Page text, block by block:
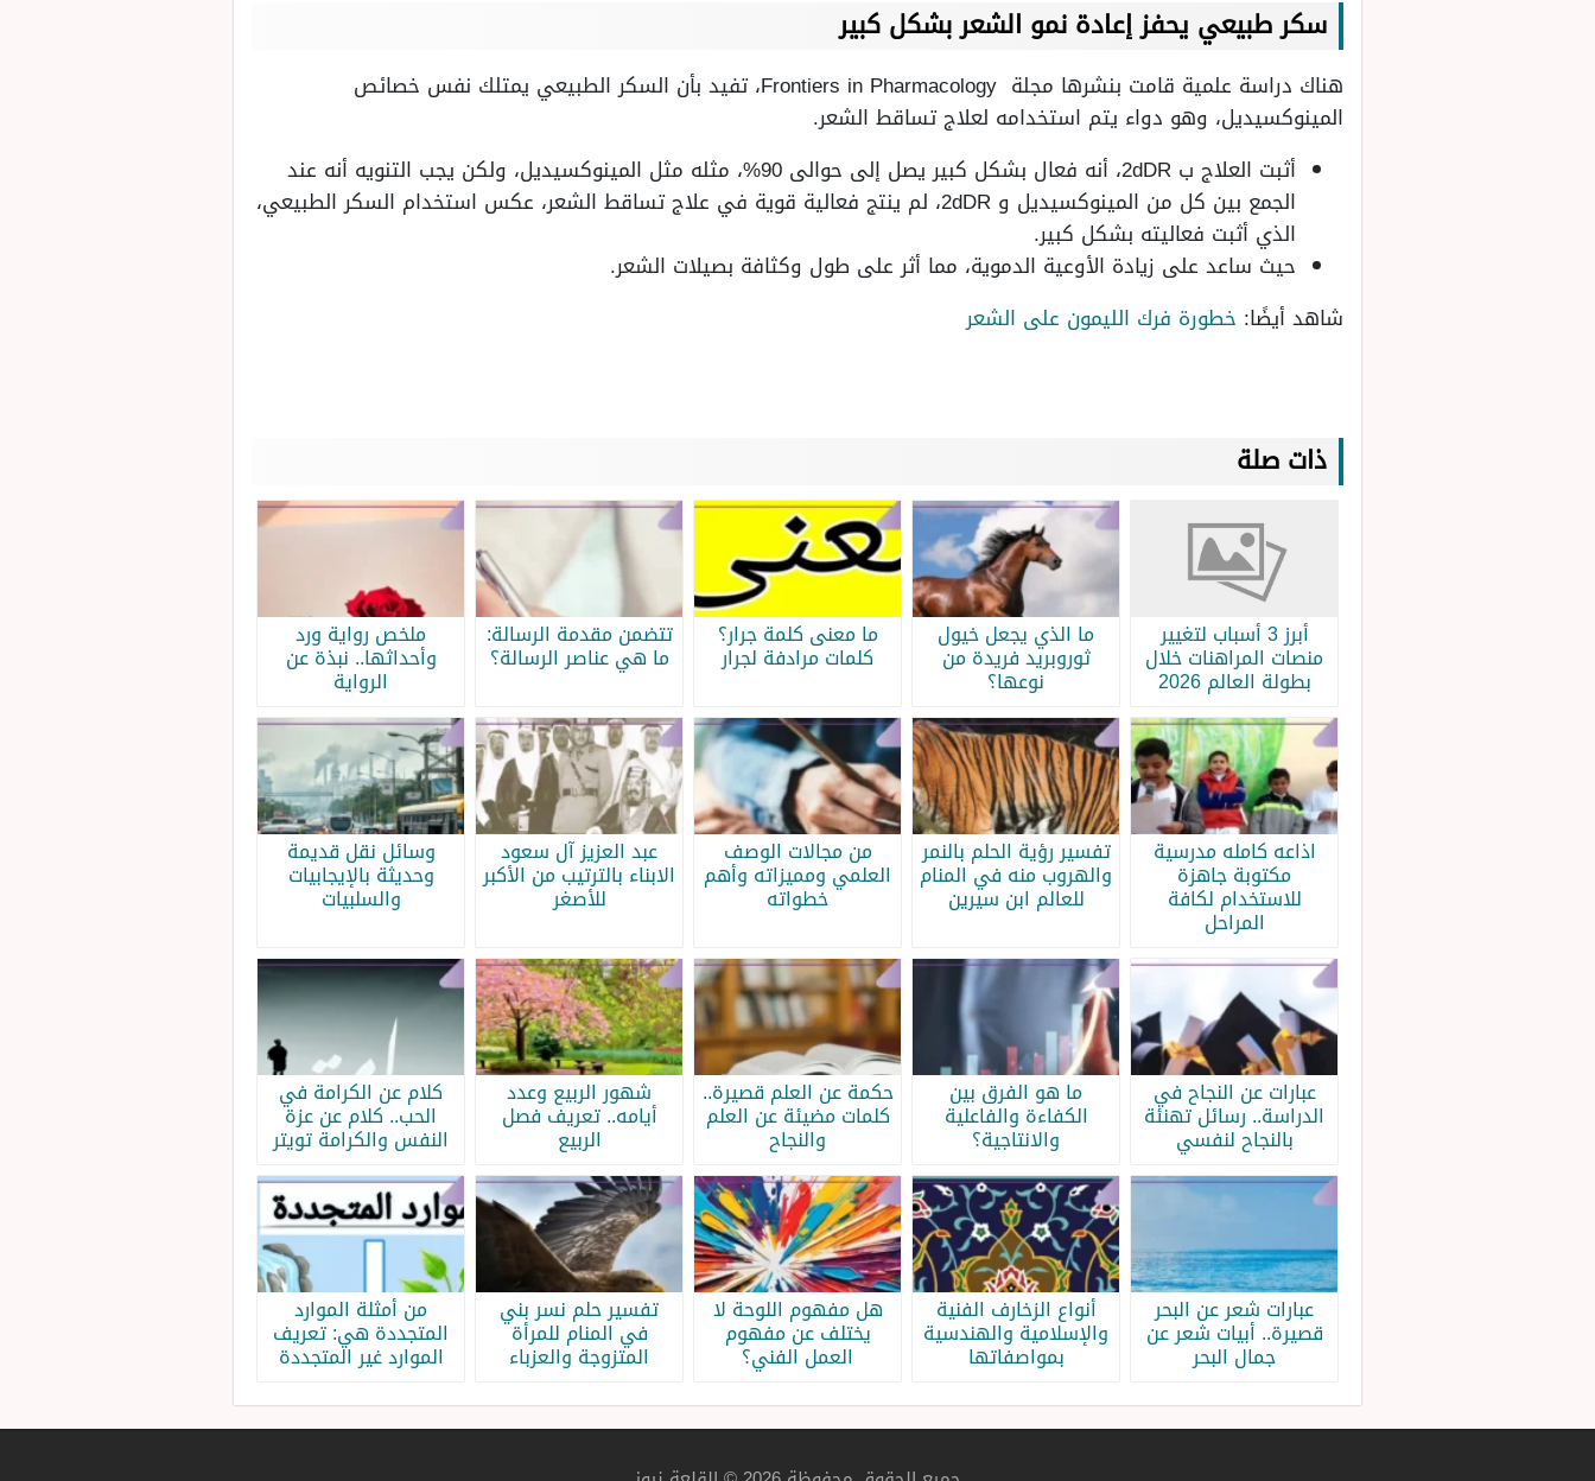
سكر طبيعي يحفز إعادة نمو الشعر بشكل كبير
هناك دراسة علمية قامت بنشرها مجلة Frontiers in Pharmacology، تفيد بأن السكر الطبيعي يمتلك نفس خصائص
المينوكسيديل، وهو دواء يتم استخدامه لعلاج تساقط الشعر.
أثبت العلاج ب 2dDR، أنه فعال بشكل كبير يصل إلى حوالى 90%، مثله مثل المينوكسيديل، ولكن يجب التنويه أنه عند
الجمع بين كل من المينوكسيديل و 2dDR، لم ينتج فعالية قوية في علاج تساقط الشعر، عكس استخدام السكر الطبيعي،
الذي أثبت فعاليته بشكل كبير.
حيث ساعد على زيادة الأوعية الدموية، مما أثر على طول وكثافة بصيلات الشعر.
شاهد أيضًا: خطورة فرك الليمون على الشعر
ذات صلة
أبرز 3 أسباب لتغيير
منصات المراهنات خلال
بطولة العالم 2026
ما الذي يجعل خيول
ثوروبريد فريدة من
نوعها؟
ما معنى كلمة جرار؟
كلمات مرادفة لجرار
تتضمن مقدمة الرسالة:
ما هي عناصر الرسالة؟
ملخص رواية ورد
وأحداثها.. نبذة عن
الرواية
اذاعه كامله مدرسية
مكتوبة جاهزة
للاستخدام لكافة
المراحل
تفسير رؤية الحلم بالنمر
والهروب منه في المنام
للعالم ابن سيرين
من مجالات الوصف
العلمي ومميزاته وأهم
خطواته
عبد العزيز آل سعود
الابناء بالترتيب من الأكبر
للأصغر
وسائل نقل قديمة
وحديثة بالإيجابيات
والسلبيات
عبارات عن النجاح في
الدراسة.. رسائل تهنئة
بالنجاح لنفسي
ما هو الفرق بين
الكفاءة والفاعلية
والانتاجية؟
حكمة عن العلم قصيرة..
كلمات مضيئة عن العلم
والنجاح
شهور الربيع وعدد
أيامه.. تعريف فصل
الربيع
كلام عن الكرامة في
الحب.. كلام عن عزة
النفس والكرامة تويتر
عبارات شعر عن البحر
قصيرة.. أبيات شعر عن
جمال البحر
أنواع الزخارف الفنية
والإسلامية والهندسية
بمواصفاتها
هل مفهوم اللوحة لا
يختلف عن مفهوم
العمل الفني؟
تفسير حلم نسر بني
في المنام للمرأة
المتزوجة والعزباء
من أمثلة الموارد
المتجددة هي: تعريف
الموارد غير المتجددة